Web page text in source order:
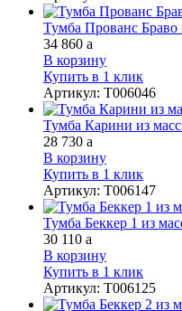
Тумба Прованс Браво
34 860 a
В корзину
Купить в 1 клик
Артикул: Т006046
Тумба Карини из
28 730 a
В корзину
Купить в 1 клик
Артикул: Т006147
Тумба Беккер 1 из
30 110 a
В корзину
Купить в 1 клик
Артикул: Т006125